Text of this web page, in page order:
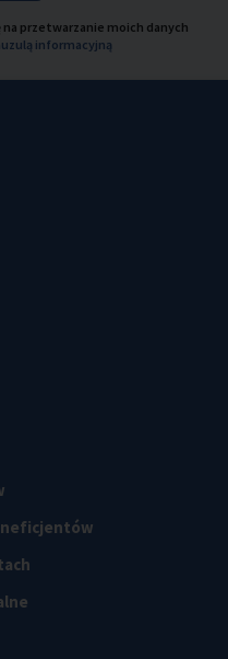
na przetwarzanie moich danych
informacyjną